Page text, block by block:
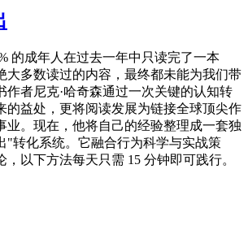
的成年人在过去一年中只读完了一本
大多数读过的内容，最终都未能为我们带
作者尼克·哈奇森通过一次关键的认知转
的益处，更将阅读发展为链接全球顶尖作
业。现在，他将自己的经验整理成一套独
"转化系统。它融合行为科学与实战策
以下方法每天只需 15 分钟即可践行。